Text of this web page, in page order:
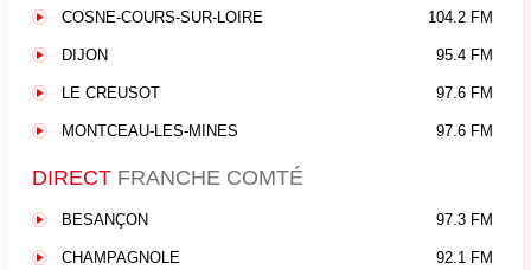
COSNE-COURS-SUR-LOIRE 104.2 FM
DIJON 95.4 FM
LE CREUSOT 97.6 FM
MONTCEAU-LES-MINES 97.6 FM
DIRECT FRANCHE COMTÉ
BESANÇON 97.3 FM
CHAMPAGNOLE 92.1 FM